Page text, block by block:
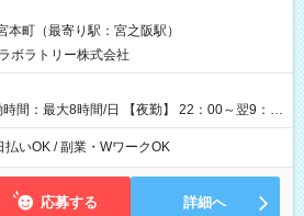
与に、本採用時と異なる部分があります。 雇
と同じです。 給与：時給 1,610円以上
本町（最寄り駅：宮之阪駅）
ボラトリー株式会社
間：最大8時間/日 【夜勤】 22：00～翌9：
8時 ■24時から翌9時 など ※上記の時間
（毎週同じ曜日での勤務となります）
払いOK / 副業・WワークOK
応募する 詳細へ